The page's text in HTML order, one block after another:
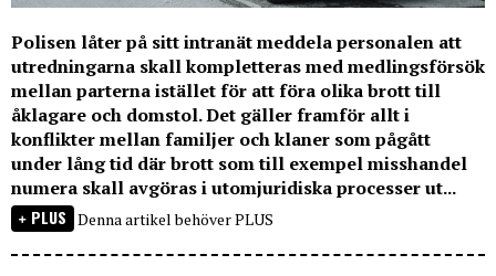
Polisen låter på sitt intranät meddela personalen att
utredningarna skall kompletteras med medlingsförsök
mellan parterna istället för att föra olika brott till
åklagare och domstol. Det gäller framför allt i
konflikter mellan familjer och klaner som pågått
under lång tid där brott som till exempel misshandel
numera skall avgöras i utomjuridiska processer ut...
PLUS Denna artikel behöver PLUS